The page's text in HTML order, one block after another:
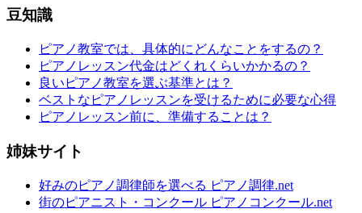
豆知識
ピアノ教室では、具体的にどんなことをするの？
ピアノレッスン代金はどくれくらいかかるの？
良いピアノ教室を選ぶ基準とは？
ベストなピアノレッスンを受けるために必要な心得
ピアノレッスン前に、準備することは？
姉妹サイト
好みのピアノ調律師を選べる ピアノ調律.net
街のピアニスト・コンクール ピアノコンクール.net